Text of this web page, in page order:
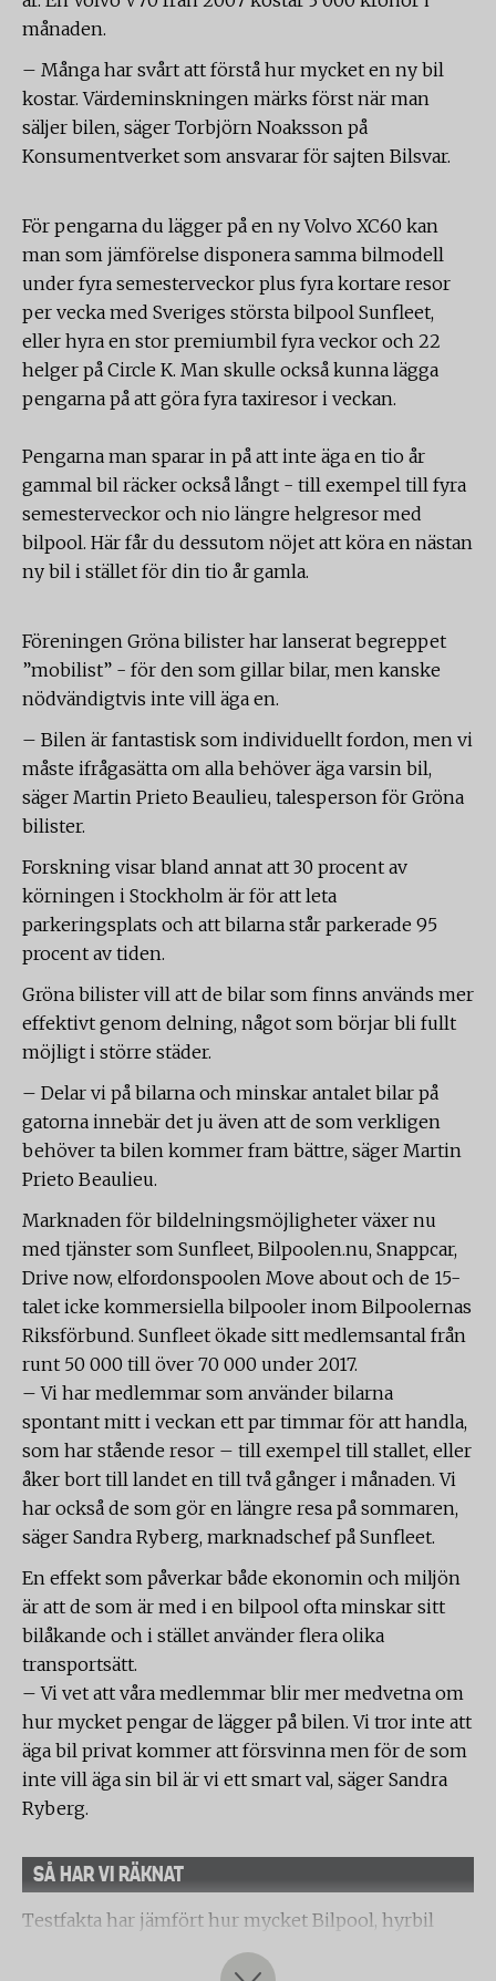
månaden.
– Många har svårt att förstå hur mycket en ny bil
kostar. Värdeminskningen märks först när man
säljer bilen, säger Torbjörn Noaksson på
Konsumentverket som ansvarar för sajten Bilsvar.
För pengarna du lägger på en ny Volvo XC60 kan
man som jämförelse disponera samma bilmodell
under fyra semesterveckor plus fyra kortare resor
per vecka med Sveriges största bilpool Sunfleet,
eller hyra en stor premiumbil fyra veckor och 22
helger på Circle K. Man skulle också kunna lägga
pengarna på att göra fyra taxiresor i veckan.
Pengarna man sparar in på att inte äga en tio år
gammal bil räcker också långt - till exempel till fyra
semesterveckor och nio längre helgresor med
bilpool. Här får du dessutom nöjet att köra en nästan
ny bil i stället för din tio år gamla.
Föreningen Gröna bilister har lanserat begreppet
”mobilist” - för den som gillar bilar, men kanske
nödvändigtvis inte vill äga en.
– Bilen är fantastisk som individuellt fordon, men vi
måste ifrågasätta om alla behöver äga varsin bil,
säger Martin Prieto Beaulieu, talesperson för Gröna
bilister.
Forskning visar bland annat att 30 procent av
körningen i Stockholm är för att leta
parkeringsplats och att bilarna står parkerade 95
procent av tiden.
Gröna bilister vill att de bilar som finns används mer
effektivt genom delning, något som börjar bli fullt
möjligt i större städer.
– Delar vi på bilarna och minskar antalet bilar på
gatorna innebär det ju även att de som verkligen
behöver ta bilen kommer fram bättre, säger Martin
Prieto Beaulieu.
Marknaden för bildelningsmöjligheter växer nu
med tjänster som Sunfleet, Bilpoolen.nu, Snappcar,
Drive now, elfordonspoolen Move about och de 15-
talet icke kommersiella bilpooler inom Bilpoolernas
Riksförbund. Sunfleet ökade sitt medlemsantal från
runt 50 000 till över 70 000 under 2017.
– Vi har medlemmar som använder bilarna
spontant mitt i veckan ett par timmar för att handla,
som har stående resor – till exempel till stallet, eller
åker bort till landet en till två gånger i månaden. Vi
har också de som gör en längre resa på sommaren,
säger Sandra Ryberg, marknadschef på Sunfleet.
En effekt som påverkar både ekonomin och miljön
är att de som är med i en bilpool ofta minskar sitt
bilåkande och i stället använder flera olika
transportsätt.
– Vi vet att våra medlemmar blir mer medvetna om
hur mycket pengar de lägger på bilen. Vi tror inte att
äga bil privat kommer att försvinna men för de som
inte vill äga sin bil är vi ett smart val, säger Sandra
Ryberg.
SÅ HAR VI RÄKNAT
Testfakta har jämfört hur mycket Bilpool, hyrbil
eller taxi man får om man inte äger sin bil.